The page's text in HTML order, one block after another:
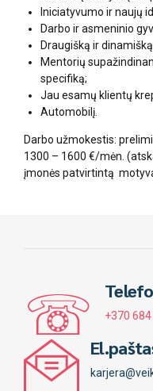
Iniciatyvumo ir naujų
Darbo ir asmeninio
Draugišką ir
Mentorių
specifiką;
Jau esamų klientų
Automobilį.
Darbo užmokestis:
1300 – 1600 €/mėn.
įmonės patvirtintą
+370